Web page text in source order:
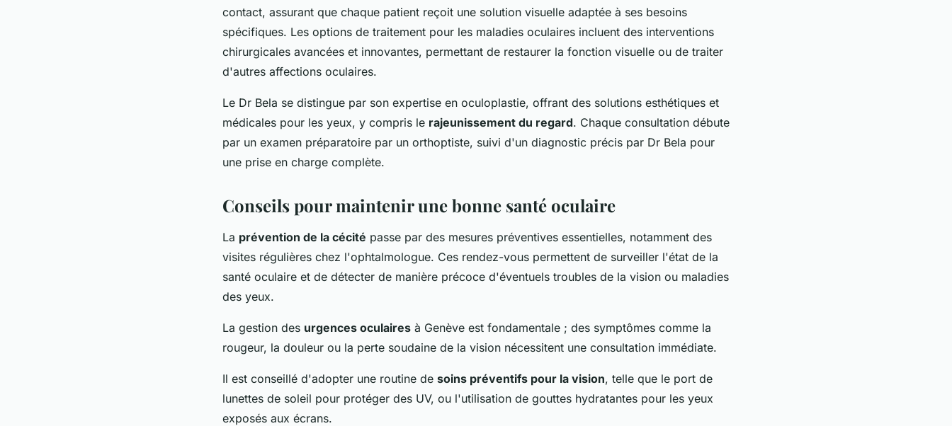
contact, assurant que chaque patient reçoit une solution visuelle adaptée à ses besoins
spécifiques. Les options de traitement pour les maladies oculaires incluent des interventions
chirurgicales avancées et innovantes, permettant de restaurer la fonction visuelle ou de traiter
d'autres affections oculaires.
Le Dr Bela se distingue par son expertise en oculoplastie, offrant des solutions esthétiques et
médicales pour les yeux, y compris le rajeunissement du regard. Chaque consultation débute
par un examen préparatoire par un orthoptiste, suivi d'un diagnostic précis par Dr Bela pour
une prise en charge complète.
Conseils pour maintenir une bonne santé oculaire
La prévention de la cécité passe par des mesures préventives essentielles, notamment des
visites régulières chez l'ophtalmologue. Ces rendez-vous permettent de surveiller l'état de la
santé oculaire et de détecter de manière précoce d'éventuels troubles de la vision ou maladies
des yeux.
La gestion des urgences oculaires à Genève est fondamentale ; des symptômes comme la
rougeur, la douleur ou la perte soudaine de la vision nécessitent une consultation immédiate.
Il est conseillé d'adopter une routine de soins préventifs pour la vision, telle que le port de
lunettes de soleil pour protéger des UV, ou l'utilisation de gouttes hydratantes pour les yeux
exposés aux écrans.